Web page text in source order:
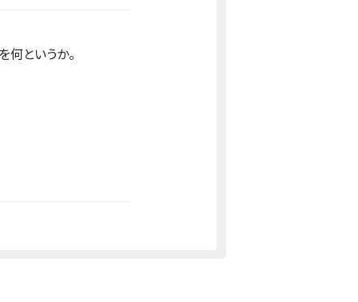
というか。